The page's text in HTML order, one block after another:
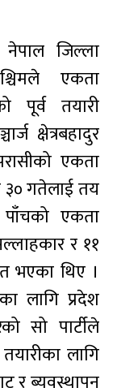
नेपाल जिल्ला
एकता
पूर्व तयारी
क्षेत्रबहादुर
एकता
३० गतेलाई तय
एकता
र ११
भएका थिए ।
लागि प्रदेश
सो पार्टीले
लागि